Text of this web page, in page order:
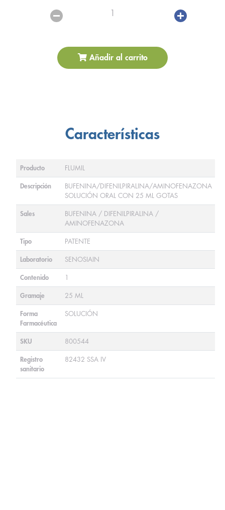
1
Añadir al carrito
Características
Producto FLUMIL
Descripción
BUFENINA/DIFENILPIRALINA/AMINOFENAZONA
SOLUCIÓN ORAL CON 25 ML GOTAS
Sales
BUFENINA / DIFENILPIRALINA /
AMINOFENAZONA
Tipo PATENTE
Laboratorio SENOSIAIN
Contenido 1
Gramaje 25 ML
Forma
Farmacéutica
SOLUCIÓN
SKU 800544
Registro
sanitario
82432 SSA IV